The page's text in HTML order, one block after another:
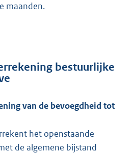
maanden.
bestuurlijke
van de bevoegdheid tot
het openstaande
de algemene bijstand